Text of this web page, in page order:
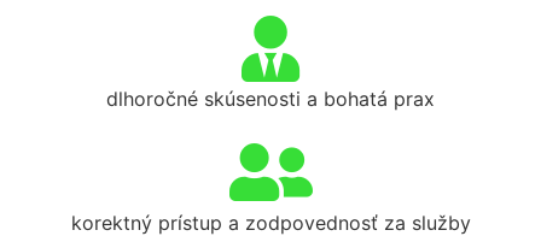
dlhoročné skúsenosti a bohatá prax
korektný prístup a zodpovednosť za služby